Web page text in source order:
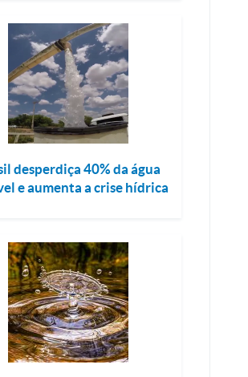
desperdiça 40% da água
e aumenta a crise hídrica